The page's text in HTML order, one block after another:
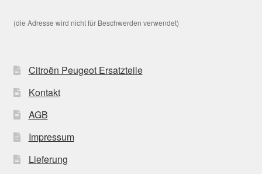
(die Adresse wird nicht für Beschwerden verwendet)
Citroën Peugeot Ersatzteile
Kontakt
AGB
Impressum
Lieferung